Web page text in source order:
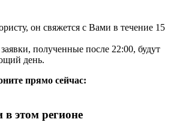
он свяжется с Вами в течение 15
заявки, полученные после 22:00, будут
день.
прямо сейчас:
этом регионе